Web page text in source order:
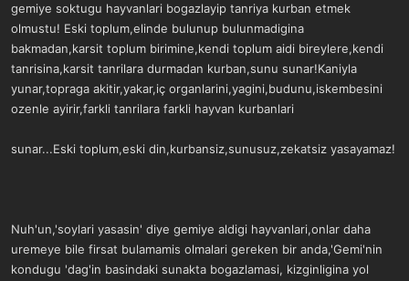
gemiye soktugu hayvanlari bogazlayip tanriya kurban etmek
olmustu! Eski toplum,elinde bulunup bulunmadigina
bakmadan,karsit toplum birimine,kendi toplum aidi bireylere,kendi
tanrisina,karsit tanrilara durmadan kurban,sunu sunar!Kaniyla
yunar,topraga akitir,yakar,iç organlarini,yagini,budunu,iskembesini
ozenle ayirir,farkli tanrilara farkli hayvan kurbanlari
sunar...Eski toplum,eski din,kurbansiz,sunusuz,zekatsiz yasayamaz!
Nuh'un,'soylari yasasin' diye gemiye aldigi hayvanlari,onlar daha
uremeye bile firsat bulamamis olmalari gereken bir anda,'Gemi'nin
kondugu 'dag'in basindaki sunakta bogazlamasi, kizginligina yol